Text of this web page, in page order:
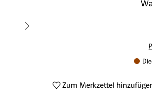
Zum Merkzettel